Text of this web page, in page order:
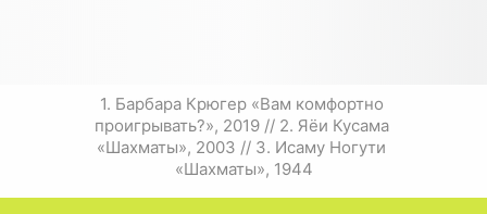
1. Барбара Крюгер «Вам комфортно
проигрывать?», 2019 // 2. Яёи Кусама
«Шахматы», 2003 // 3. Исаму Ногути
«Шахматы», 1944